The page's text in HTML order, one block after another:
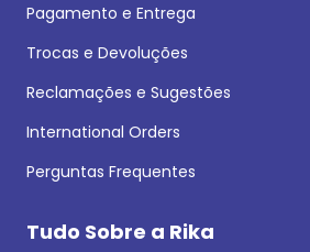
Pagamento e Entrega
Trocas e Devoluções
Reclamações e Sugestões
International Orders
Perguntas Frequentes
Tudo Sobre a Rika